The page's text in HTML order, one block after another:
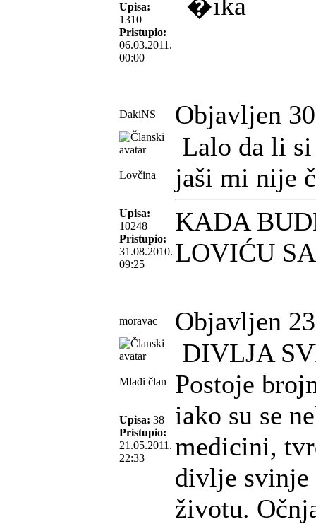
Upisa:
1310
Pristupio:
06.03.2011.
00:00
DakiNS Objavljen
Lovčina
Upisa:
10248
Pristupio:
31.08.2010.
09:25
Lalo da li
jaši mi nije
KADA
LOVIĆU
moravac Objavljen
Mlađi član
Upisa: 38
Pristupio:
21.05.2011.
22:33
DIVLJA
Postoje
iako su se
medicini,
divlje svinje
životu.